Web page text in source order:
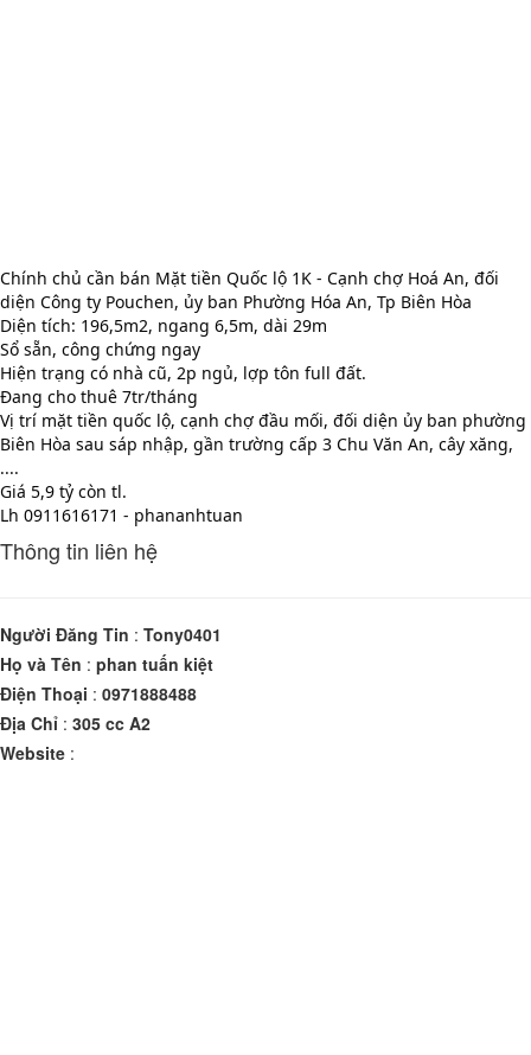
Chính chủ cần bán Mặt tiền Quốc lộ 1K - Cạnh chợ Hoá An, đối
diện Công ty Pouchen, ủy ban Phường Hóa An, Tp Biên Hòa
Diện tích: 196,5m2, ngang 6,5m, dài 29m
Sổ sẵn, công chứng ngay
Hiện trạng có nhà cũ, 2p ngủ, lợp tôn full đất.
Đang cho thuê 7tr/tháng
Vị trí mặt tiền quốc lộ, cạnh chợ đầu mối, đối diện ủy ban phường
Biên Hòa sau sáp nhập, gần trường cấp 3 Chu Văn An, cây xăng,
....
Giá 5,9 tỷ còn tl.
Lh 0911616171 - phananhtuan
Thông tin liên hệ
Người Đăng Tin : Tony0401
Họ và Tên : phan tuấn kiệt
Điện Thoại : 0971888488
Địa Chỉ : 305 cc A2
Website :